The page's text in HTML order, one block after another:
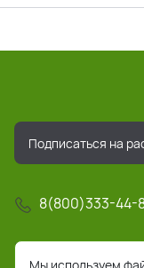
8(800)333-44-
info@pochta-